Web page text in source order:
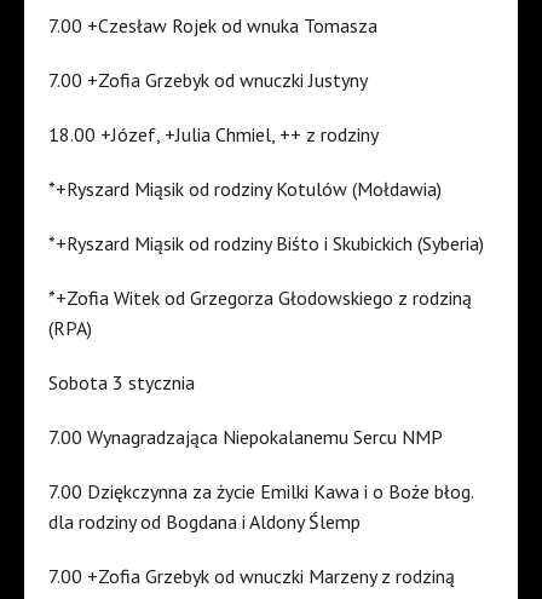
7.00 +Czesław Rojek od wnuka Tomasza
7.00 +Zofia Grzebyk od wnuczki Justyny
18.00 +Józef, +Julia Chmiel, ++ z rodziny
*+Ryszard Miąsik od rodziny Kotulów (Mołdawia)
*+Ryszard Miąsik od rodziny Biśto i Skubickich (Syberia)
*+Zofia Witek od Grzegorza Głodowskiego z rodziną
(RPA)
Sobota 3 stycznia
7.00 Wynagradzająca Niepokalanemu Sercu NMP
7.00 Dziękczynna za życie Emilki Kawa i o Boże błog.
dla rodziny od Bogdana i Aldony Ślemp
7.00 +Zofia Grzebyk od wnuczki Marzeny z rodziną